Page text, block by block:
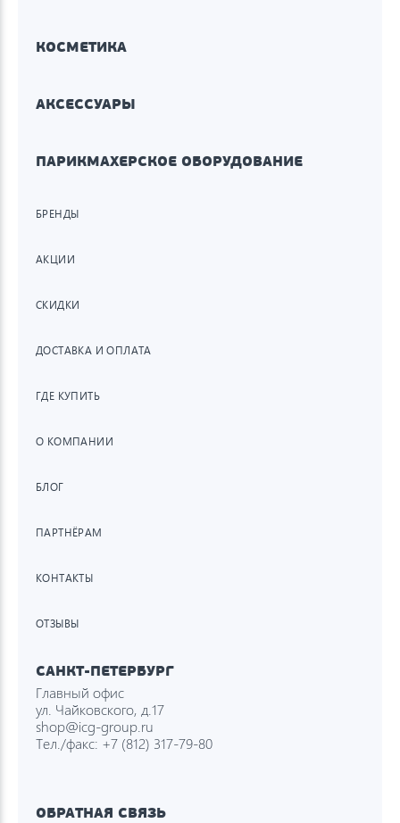
КОСМЕТИКА
АКСЕССУАРЫ
ПАРИКМАХЕРСКОЕ ОБОРУДОВАНИЕ
БРЕНДЫ
АКЦИИ
СКИДКИ
ДОСТАВКА И ОПЛАТА
ГДЕ КУПИТЬ
О КОМПАНИИ
БЛОГ
ПАРТНЁРАМ
КОНТАКТЫ
ОТЗЫВЫ
САНКТ-ПЕТЕРБУРГ
Главный офис
ул. Чайковского, д.17
shop@icg-group.ru
Тел./факс: +7 (812) 317-79-80
ОБРАТНАЯ СВЯЗЬ